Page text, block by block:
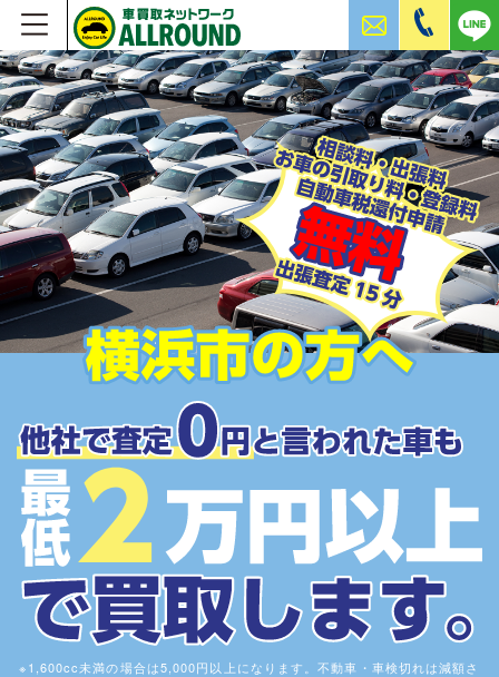
※1,600cc未満の場合は5,000円以上になります。不動車・車検切れは減額さ